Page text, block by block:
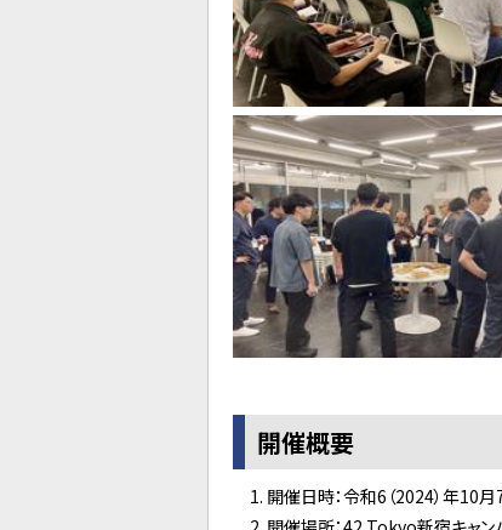
開催概要
開催日時：令和6（2024）年10